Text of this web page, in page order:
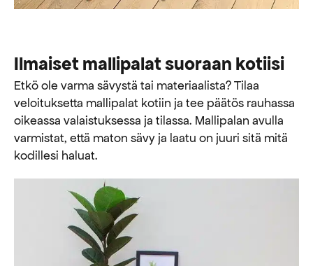
Ilmaiset mallipalat suoraan kotiisi
Etkö ole varma sävystä tai materiaalista? Tilaa
veloituksetta mallipalat kotiin ja tee päätös rauhassa
oikeassa valaistuksessa ja tilassa. Mallipalan avulla
varmistat, että maton sävy ja laatu on juuri sitä mitä
kodillesi haluat.